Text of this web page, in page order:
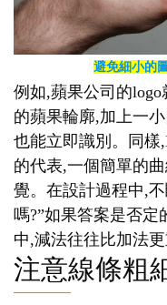
避免細小的
例如,蘋果公司的
的蘋果輪廓,加上一
也能立即識別。同樣
的代表,一個簡單的
覺。在設計過程中,
嗎?”如果答案是否定
中,減法往往比加法更
注意線條粗